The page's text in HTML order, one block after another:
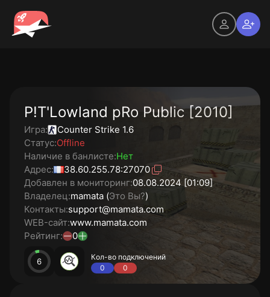
P!T'Lowland pRo Public [2010]
Игра:
Counter Strike 1.6
Статус:Offline
Наличие в банлисте:Нет
Адрес:
38.60.255.78:27070
Добавлен в мониторинг:08.08.2024 [01:09]
Владелец:mamata (Это Вы?)
Контакты:support@mamata.com
WEB-сайт:www.mamata.com
Рейтинг:
0
6
Кол-во подключений
0
0